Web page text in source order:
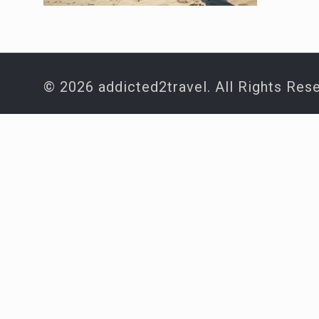
© 2026 addicted2travel. All Rights